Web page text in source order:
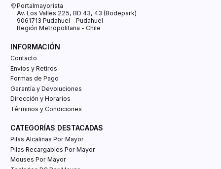
Portalmayorista
Av. Los Valles 225, BD 43, 43 (Bodepark)
9061713 Pudahuel - Pudahuel
Región Metropolitana - Chile
INFORMACIÓN
Contacto
Envíos y Retiros
Formas de Pago
Garantía y Devoluciones
Dirección y Horarios
Términos y Condiciones
CATEGORÍAS DESTACADAS
Pilas Alcalinas Por Mayor
Pilas Recargables Por Mayor
Mouses Por Mayor